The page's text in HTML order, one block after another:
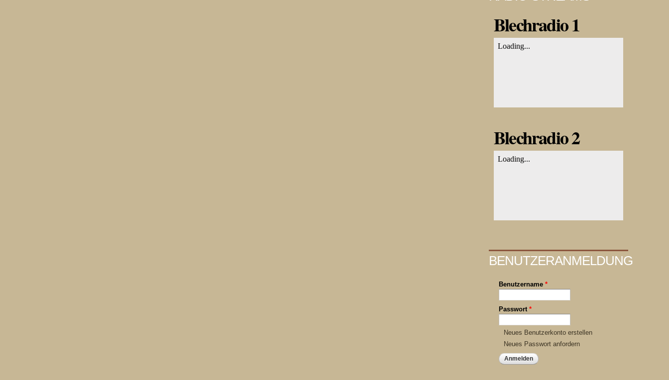
Blechradio 1
Blechradio 2
BENUTZERANMELDUNG
Benutzername *
Passwort *
Neues Benutzerkonto erstellen
Neues Passwort anfordern